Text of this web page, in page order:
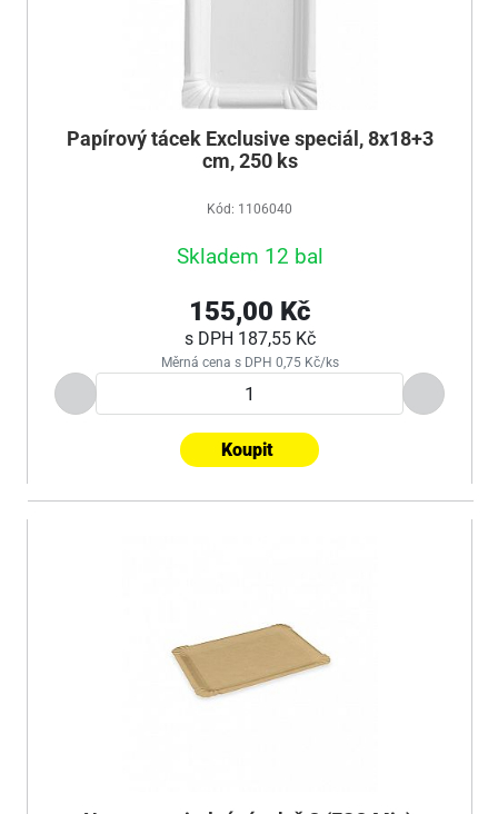
Papírový tácek Exclusive speciál, 8x18+3
cm, 250 ks
Kód: 1106040
Skladem 12 bal
155,00 Kč
s DPH 187,55 Kč
Měrná cena s DPH 0,75 Kč/ks
Koupit